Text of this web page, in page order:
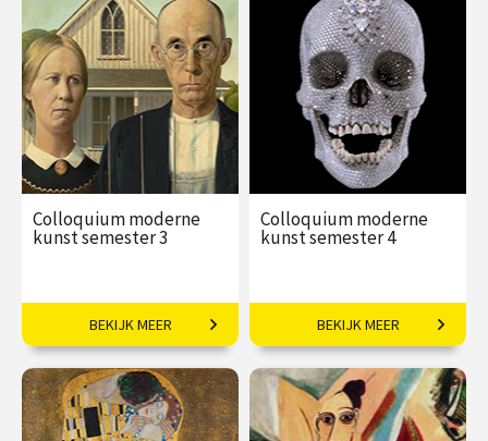
Colloquium moderne
kunst semester 3
Van Abstract expressionisme
tot Fluxus
€ 259,00
BEKIJK MEER
Colloquium moderne
kunst semester 4
Van Postmodernisme tot
Graffiti Art
€ 259,00
BEKIJK MEER